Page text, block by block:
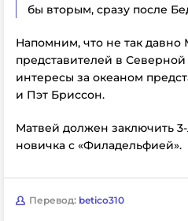
бы вторым, сразу после
Напомним, что не так
представителей в
интересы за океаном
и Пэт Бриссон.
Матвей должен заключить
новичка с «Филадельфией».
Перевод: betico310